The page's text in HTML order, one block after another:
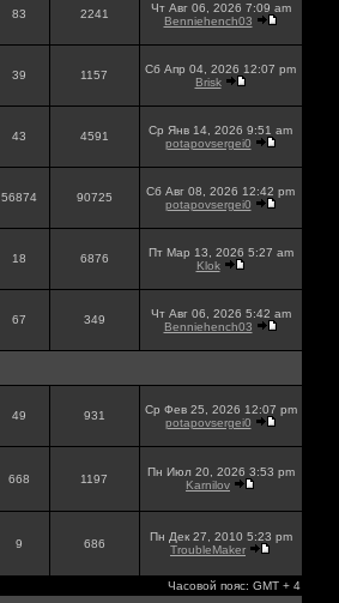
83 2241
Чт Авг 06, 2026 7:09 am
Benniehench03
39 1157
Сб Апр 04, 2026 12:07 pm
Brisk
43 4591
Ср Янв 14, 2026 9:51 am
potapovsergei0
56874 90725
Сб Авг 08, 2026 12:42 pm
potapovsergei0
18 6876
Пт Мар 13, 2026 5:27 am
Klok
67 349
Чт Авг 06, 2026 5:42 am
Benniehench03
49 931
Ср Фев 25, 2026 12:07 pm
potapovsergei0
668 1197
Пн Июл 20, 2026 3:53 pm
Karnilov
9 686
Пн Дек 27, 2010 5:23 pm
TroubleMaker
Часовой пояс: GMT + 4